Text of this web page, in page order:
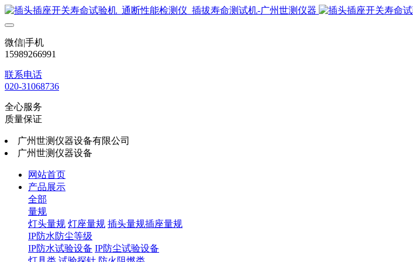
微信|手机
15989266991
联系电话
020-31068736
全心服务
质量保证
广州世测仪器设备有限公司
广州世测仪器设备
网站首页
产品展示
全部
量规
灯头量规 灯座量规 插头量规插座量规
IP防水防尘等级
IP防水试验设备 IP防尘试验设备